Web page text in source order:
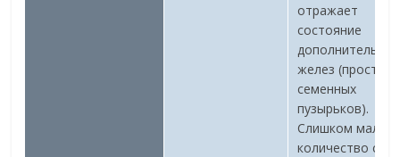
отражает
состояние
дополнительных
желез
семенных
пузырьков).
Слишком малое
количество